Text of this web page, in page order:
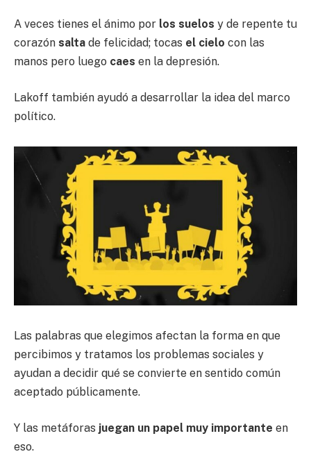
A veces tienes el ánimo por los suelos y de repente tu
corazón salta de felicidad; tocas el cielo con las
manos pero luego caes en la depresión.
Lakoff también ayudó a desarrollar la idea del marco
político.
Las palabras que elegimos afectan la forma en que
percibimos y tratamos los problemas sociales y
ayudan a decidir qué se convierte en sentido común
aceptado públicamente.
Y las metáforas juegan un papel muy importante en
eso.